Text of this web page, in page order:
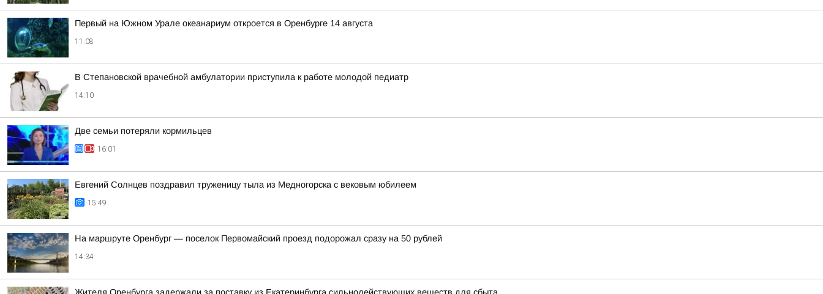
Первый на Южном Урале океанариум откроется в Оренбурге 14 августа
11:08
В Степановской врачебной амбулатории приступила к работе молодой педиатр
14:10
Две семьи потеряли кормильцев
16:01
Евгений Солнцев поздравил труженицу тыла из Медногорска с вековым юбилеем
15:49
На маршруте Оренбург — поселок Первомайский проезд подорожал сразу на 50 рублей
14:34